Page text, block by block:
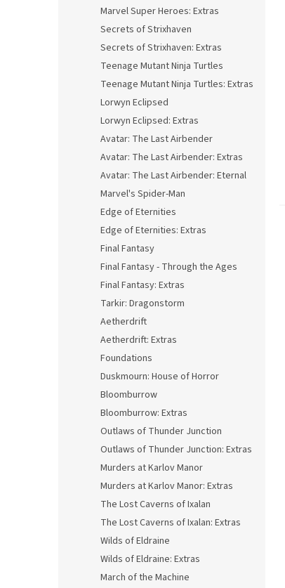
Marvel Super Heroes: Extras
Secrets of Strixhaven
Secrets of Strixhaven: Extras
Teenage Mutant Ninja Turtles
Teenage Mutant Ninja Turtles: Extras
Lorwyn Eclipsed
Lorwyn Eclipsed: Extras
Avatar: The Last Airbender
Avatar: The Last Airbender: Extras
Avatar: The Last Airbender: Eternal
Marvel's Spider-Man
Edge of Eternities
Edge of Eternities: Extras
Final Fantasy
Final Fantasy - Through the Ages
Final Fantasy: Extras
Tarkir: Dragonstorm
Aetherdrift
Aetherdrift: Extras
Foundations
Duskmourn: House of Horror
Bloomburrow
Bloomburrow: Extras
Outlaws of Thunder Junction
Outlaws of Thunder Junction: Extras
Murders at Karlov Manor
Murders at Karlov Manor: Extras
The Lost Caverns of Ixalan
The Lost Caverns of Ixalan: Extras
Wilds of Eldraine
Wilds of Eldraine: Extras
March of the Machine